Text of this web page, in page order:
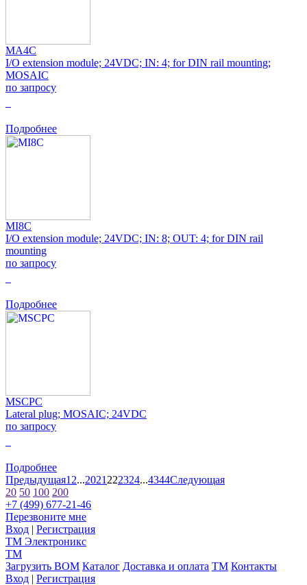
MA4C
I/O extension module; 24VDC; IN: 4; for DIN rail mounting;
MOSAIC
по запросу
Подробнее
MI8C
I/O extension module; 24VDC; IN: 8; OUT: 4; for DIN rail
mounting
по запросу
Подробнее
MSCPC
Lateral plug; MOSAIC; 24VDC
по запросу
Подробнее
Предыдущая1 2...2021 222324...4344Следующая
20 50 100 200
+7 (499) 677-21-46
Перезвоните мне
Вход | Регистрация
TM Электроникс
TM
Загрузить BOM Каталог Доставка и оплата TM Контакты
Вход | Регистрация